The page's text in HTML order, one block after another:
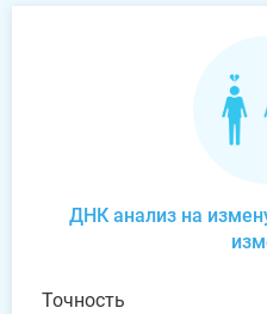
ДНК анализ на
Точность